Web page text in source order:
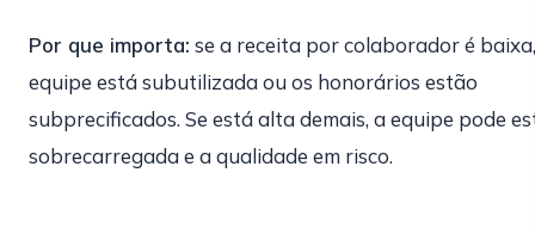
Por que importa: se a receita por colaborador é
equipe está subutilizada ou os honorários estão
subprecificados. Se está alta demais, a equipe pode
sobrecarregada e a qualidade em risco.